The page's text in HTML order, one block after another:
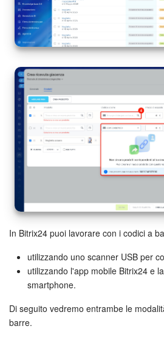
Dipendenti
Knowledge base
Firma elettronica
Firma elettronica per HR
Automazione
Flussi di lavoro
Marketing
Gestione inventario
Telefonia
Mio profilo
In Bitrix24 puoi lavorare con i codici a
utilizzando uno scanner USB per
utilizzando l'app mobile Bitrix24 e
smartphone.
Di seguito vedremo entrambe le
barre.